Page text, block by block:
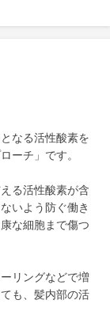
なる活性酸素を
ーチ」です。
る活性酸素が含
いよう防ぐ働き
な細胞まで傷つ
リングなどで増
も、髪内部の活